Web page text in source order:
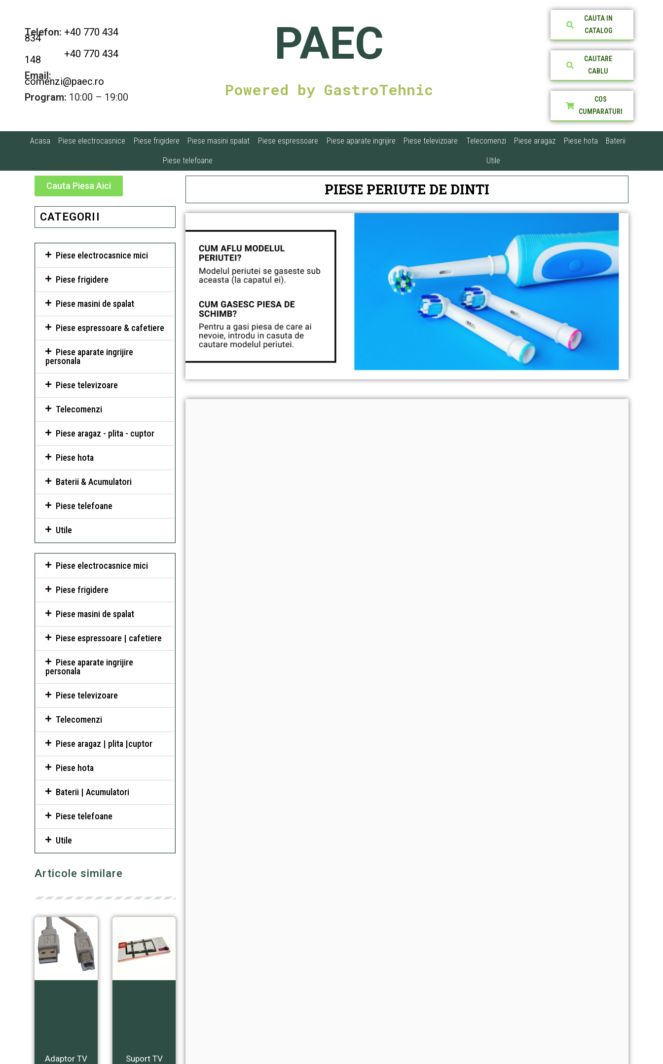
Telefon: +40 770 434
834
+40 770 434
148
Email:
comenzi@paec.ro
Program: 10:00 – 19:00
PAEC
Powered by GastroTehnic
CAUTA IN
CATALOG
CAUTARE
CABLU
COS
CUMPARATURI
Acasa Piese electrocasnice Piese frigidere Piese masini spalat Piese espressoare Piese aparate ingrijire Piese televizoare Telecomenzi Piese aragaz Piese hota Baterii
Piese telefoane Utile
Cauta Piesa Aici
CATEGORII
Piese electrocasnice mici
Piese frigidere
Piese masini de spalat
Piese espressoare & cafetiere
Piese aparate ingrijire
personala
Piese televizoare
Telecomenzi
Piese aragaz - plita - cuptor
Piese hota
Baterii & Acumulatori
Piese telefoane
Utile
Piese electrocasnice mici
Piese frigidere
Piese masini de spalat
Piese espressoare | cafetiere
Piese aparate ingrijire
personala
Piese televizoare
Telecomenzi
Piese aragaz | plita |cuptor
Piese hota
Baterii | Acumulatori
Piese telefoane
Utile
Articole similare
Adaptor TV
Suport TV
PIESE PERIUTE DE DINTI